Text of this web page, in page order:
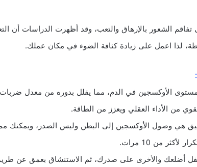
تفاقم الشعور بالإرهاق والتعب، وقد أظهرت الدراسات أن
لذا اعمل على زيادة كثافة الضوء في مكان عملك.
الأوكسجين في الدم، مما يقلل بدوره من معدل
من الأداء العقلي ويعزز من الطاقة.
هي وصول الأوكسجين إلى البطن وليس الصدر،
من 10 مرات.
أضلعك والأخرى على صدرك، ثم الاستنشاق بعمق عن